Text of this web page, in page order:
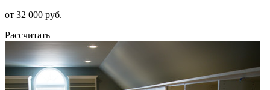
от 32 000 руб.
Рассчитать